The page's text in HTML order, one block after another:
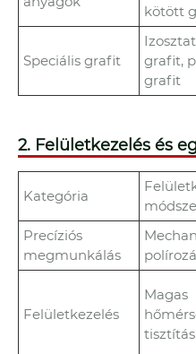
kötött
Speciális grafit
grafit,
grafit
2. Felületkezelés és
Kategória
Precíziós
megmunkálás
Felületkezelés
Magas
tisztítás